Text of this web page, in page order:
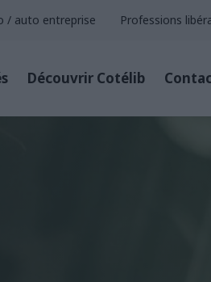
/ auto entreprise Professions
Découvrir Cotélib